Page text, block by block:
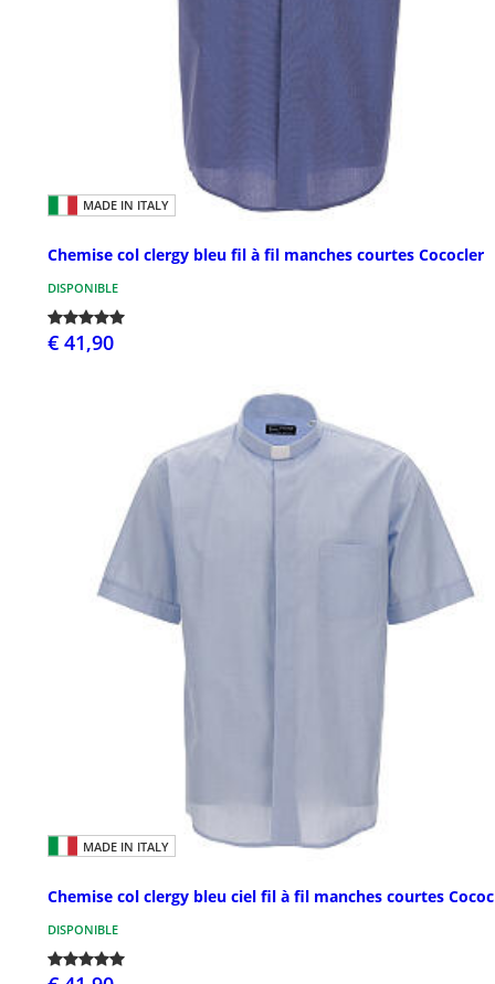
MADE IN ITALY
Chemise col clergy bleu fil à fil manches courtes Cococler
DISPONIBLE
€ 41,90
MADE IN ITALY
Chemise col clergy bleu ciel fil à fil manches courtes
DISPONIBLE